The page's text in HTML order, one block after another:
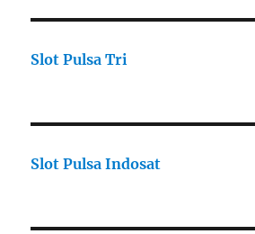
Slot Pulsa Tri
Slot Pulsa Indosat